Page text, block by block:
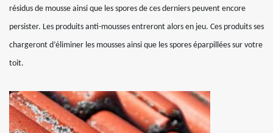
résidus de mousse ainsi que les spores de ces derniers peuvent encore
persister. Les produits anti-mousses entreront alors en jeu. Ces produits ses
chargeront d’éliminer les mousses ainsi que les spores éparpillées sur votre
toit.